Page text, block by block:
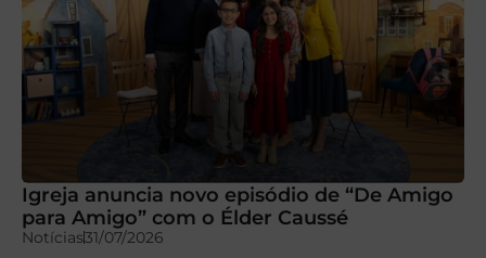
Igreja anuncia novo episódio de “De Amigo
para Amigo” com o Élder Caussé
Notícias31/07/2026